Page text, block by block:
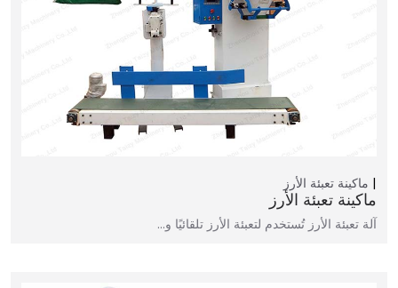
ماكينة تعبئة الأرز
ماكينة تعبئة الأرز
آلة تعبئة الأرز تُستخدم لتعبئة الأرز تلقائيًا و…